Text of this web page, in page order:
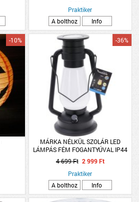
Praktiker
A bolthoz
Info
-10%
MÁRKA NÉLKÜL SZOLÁR LED
LÁMPÁS FÉM FOGANTYÚVAL IP44
MELEG FEHÉR 14X30CM FEKETE
-36%
4 699 Ft 2 999 Ft
Praktiker
A bolthoz
Info